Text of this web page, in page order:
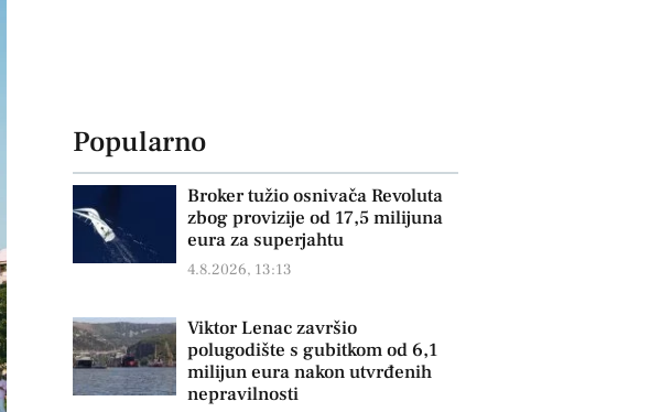
Popularno
Broker tužio osnivača Revoluta
zbog provizije od 17,5 milijuna
eura za superjahtu
4.8.2026, 13:13
Viktor Lenac završio
polugodište s gubitkom od 6,1
milijun eura nakon utvrđenih
nepravilnosti